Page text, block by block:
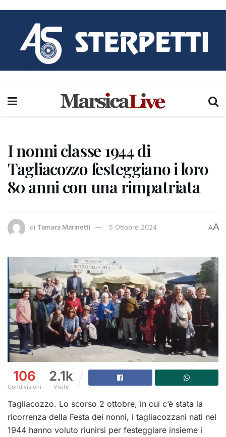
I nonni classe 1944 di
Tagliacozzo festeggiano i loro
80 anni con una rimpatriata
di Tamara Marinetti 5 Ottobre 2024 AA
106
Condivisioni
2.1k
Visite
Tagliacozzo. Lo scorso 2 ottobre, in cui c’è stata la
ricorrenza della Festa dei nonni, i tagliacozzani nati nel
1944 hanno voluto riunirsi per festeggiare insieme i